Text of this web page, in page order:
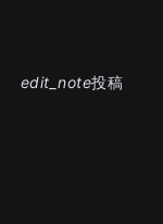
edit_note投稿